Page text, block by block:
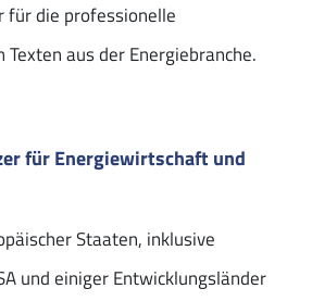
die professionelle
Texten aus der Energiebranche.
für Energiewirtschaft und
Staaten, inklusive
und einiger Entwicklungsländer